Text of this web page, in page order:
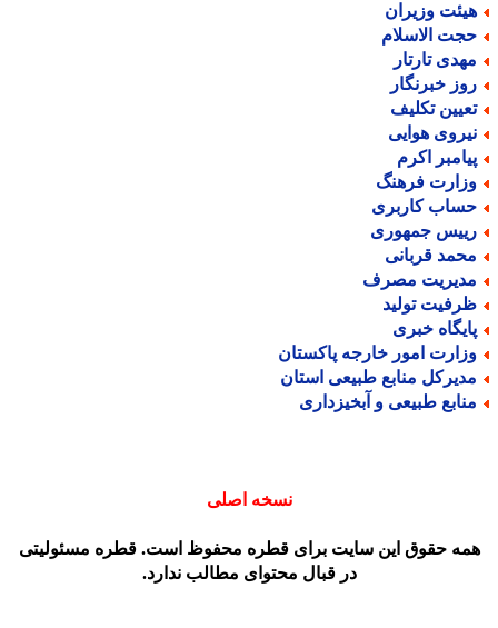
وزیران
الاسلام
تارتار
خبرنگار
تکلیف
هوایی
اکرم
فرهنگ
کاربری
جمهوری
قربانی
مصرف
تولید
خبری
امور خارجه پاکستان
منابع طبیعی استان
طبیعی و آبخیزداری
نسخه اصلی
حقوق این سایت برای قطره محفوظ است. قطره مسئولیتی
در قبال محتوای مطالب ندارد.